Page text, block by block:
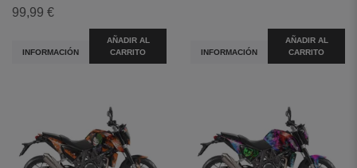
99,99 €
INFORMACIÓN
AÑADIR AL
CARRITO
INFORMACIÓN
AÑADIR AL
CARRITO